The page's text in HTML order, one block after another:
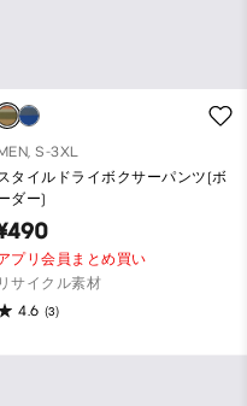
S-3XL
タイルドライボクサーパンツ(ボ
ダー)
プリ会員まとめ買い
リサイクル素材
4.6 (3)